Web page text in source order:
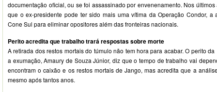
documentação oficial, ou se foi assassinado por envenenamento. Nos
que o ex-presidente pode ter sido mais uma vítima da Operação Condor, a
Cone Sul para eliminar opositores além das fronteiras nacionais.
Perito acredita que trabalho trará respostas sobre morte
A retirada dos restos mortais do túmulo não tem hora para acabar. O perito
a exumação, Amaury de Souza Júnior, diz que o tempo de trabalho vai
encontram o caixão e os restos mortais de Jango, mas acredita que a
mesmo após tantos anos.